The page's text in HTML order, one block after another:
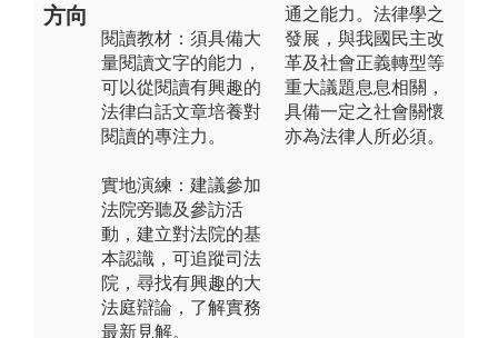
方向
閱讀教材：須具備大
量閱讀文字的能力，
可以從閱讀有興趣的
法律白話文章培養對
閱讀的專注力。
實地演練：建議參加
法院旁聽及參訪活
動，建立對法院的基
本認識，可追蹤司法
院，尋找有興趣的大
法庭辯論，了解實務
最新見解。
通之能力。法律學之
發展，與我國民主改
革及社會正義轉型等
重大議題息息相關，
具備一定之社會關懷
亦為法律人所必須。